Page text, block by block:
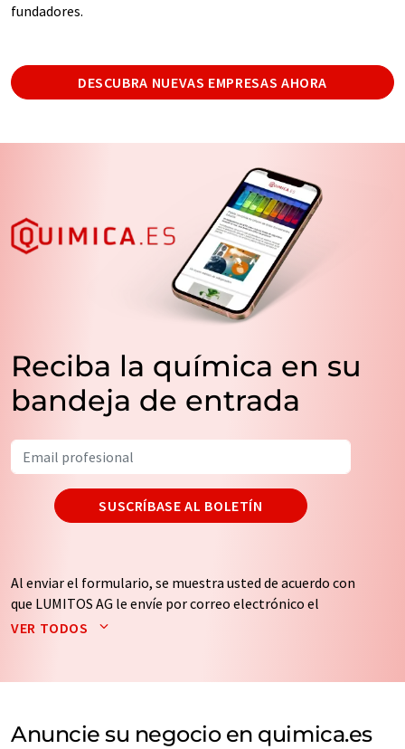
fundadores.
DESCUBRA NUEVAS EMPRESAS AHORA
Reciba la química en su
bandeja de entrada
SUSCRÍBASE AL BOLETÍN
Al enviar el formulario, se muestra usted de acuerdo con
que LUMITOS AG le envíe por correo electrónico el
boletín o boletines seleccionados anteriormente. Sus
de nuestrapolítica de protección de datos. LUMITOS
electrónico a efectos publicitarios o de investigación de
VER TODOS
Anuncie su negocio en quimica.es